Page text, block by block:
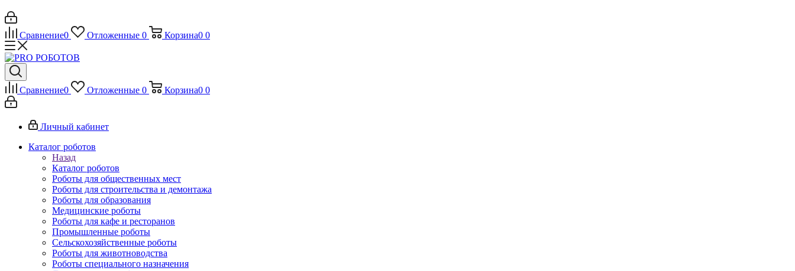
Сравнение0 Отложенные 0 Корзина0 0
Сравнение0 Отложенные 0 Корзина0 0
Личный кабинет
Каталог роботов
Назад
Каталог роботов
Роботы для общественных мест
Роботы для строительства и демонтажа
Роботы для образования
Медицинские роботы
Роботы для кафе и ресторанов
Промышленные роботы
Сельскохозяйственные роботы
Роботы для животноводства
Роботы специального назначения